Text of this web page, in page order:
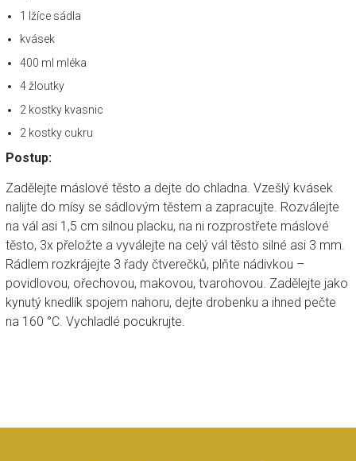
1 lžíce sádla
kvásek
400 ml mléka
4 žloutky
2 kostky kvasnic
2 kostky cukru
Postup:
Zadělejte máslové těsto a dejte do chladna. Vzešlý kvásek
nalijte do mísy se sádlovým těstem a zapracujte. Rozválejte
na vál asi 1,5 cm silnou placku, na ni rozprostřete máslové
těsto, 3x přeložte a vyválejte na celý vál těsto silné asi 3 mm.
Rádlem rozkrájejte 3 řady čtverečků, plňte nádivkou –
povidlovou, ořechovou, makovou, tvarohovou. Zadělejte jako
kynutý knedlík spojem nahoru, dejte drobenku a ihned pečte
na 160 °C. Vychladlé pocukrujte.